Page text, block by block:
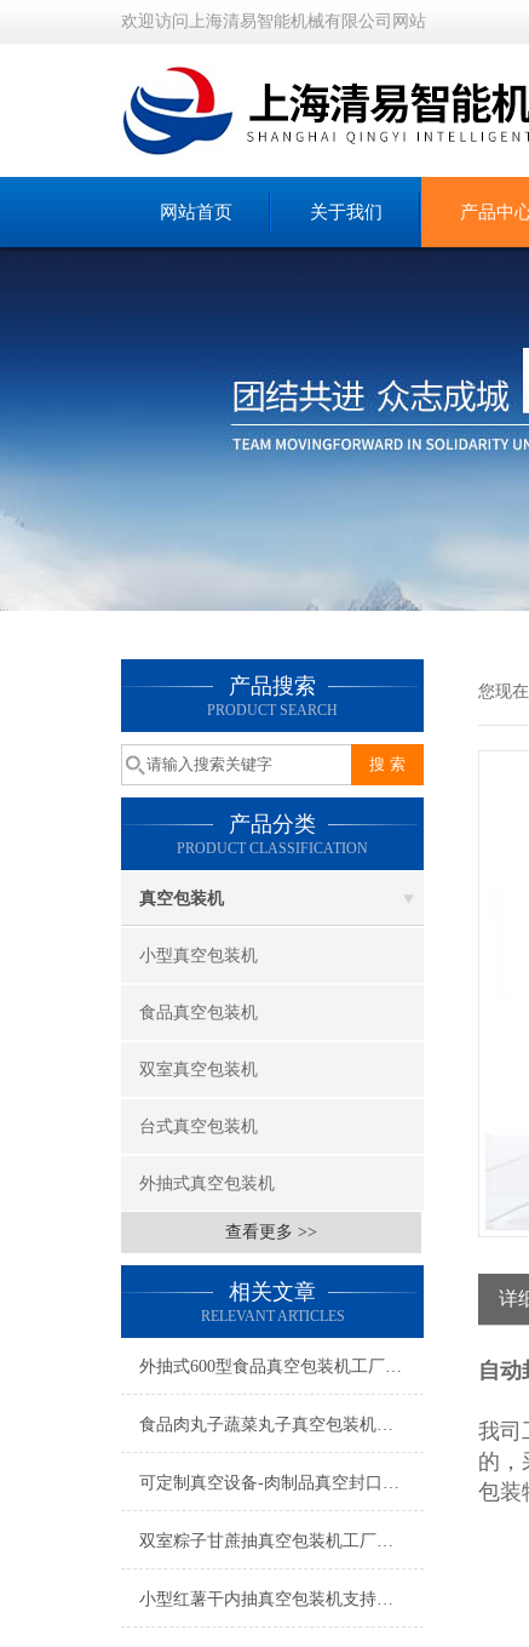
欢迎访问上海清易智能机械有限公司网站
网站首页 关于我们 产品中
产品搜索
PRODUCT SEARCH
产品分类
PRODUCT CLASSIFICATION
真空包装机
小型真空包装机
食品真空包装机
双室真空包装机
台式真空包装机
外抽式真空包装机
查看更多 >>
相关文章
RELEVANT ARTICLES
外抽式600型食品真空包装机工厂生产
食品肉丸子蔬菜丸子真空包装机操作简单
可定制真空设备-肉制品真空封口机-食品真空包装机厂家
双室粽子甘蔗抽真空包装机工厂生产
小型红薯干内抽真空包装机支持定制
您现
详
自动
我司
的，
包装